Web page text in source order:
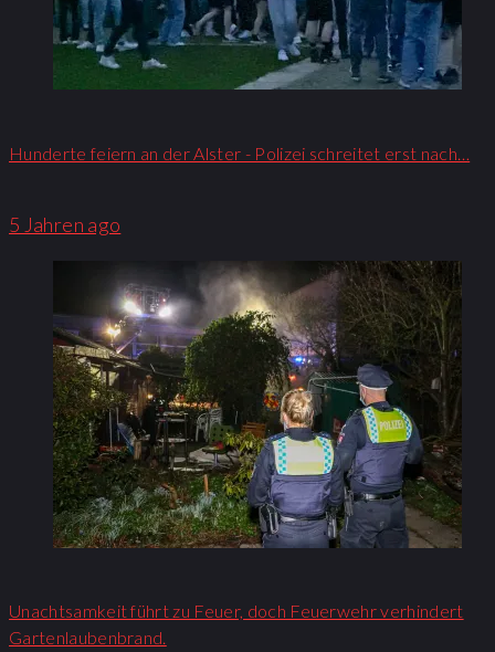
Hunderte feiern an der Alster - Polizei schreitet erst nach…
5 Jahren ago
Unachtsamkeit führt zu Feuer, doch Feuerwehr verhindert
Gartenlaubenbrand.